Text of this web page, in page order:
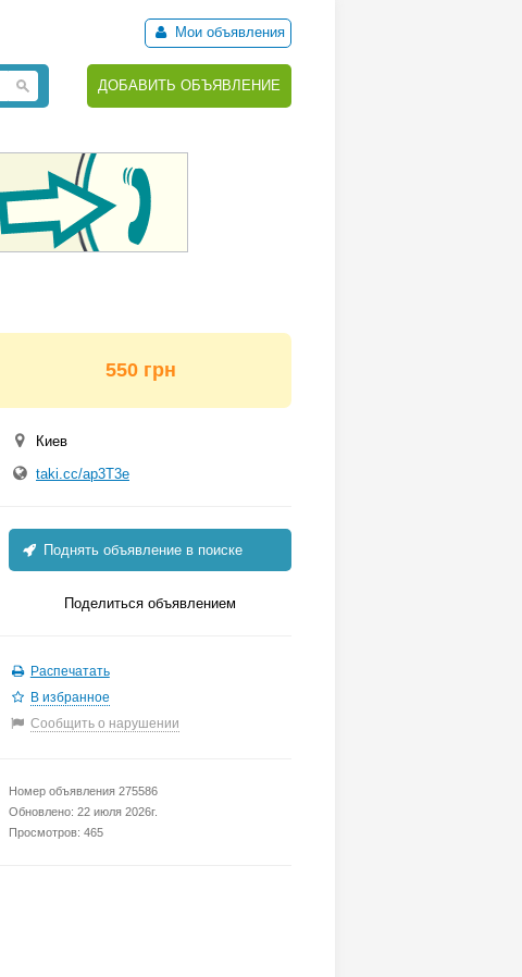
Мои объявления
ДОБАВИТЬ ОБЪЯВЛЕНИЕ
550 грн
Киев
taki.cc/ap3T3e
Поднять объявление в поиске
Поделиться объявлением
Распечатать
В избранное
Сообщить о нарушении
Номер объявления 275586
Обновлено: 22 июля 2026г.
Просмотров: 465